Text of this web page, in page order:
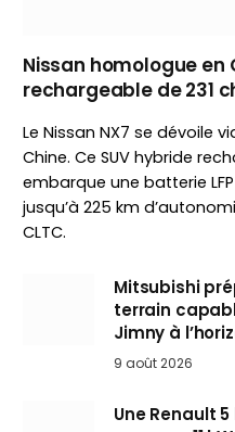
Nissan homologue en
rechargeable de 231
Le Nissan NX7 se dévoile
Chine. Ce SUV hybride
embarque une batterie
jusqu’à 225 km
CLTC.
Mitsubishi
terrain
Jimny à
9 août 2026
Une Renault